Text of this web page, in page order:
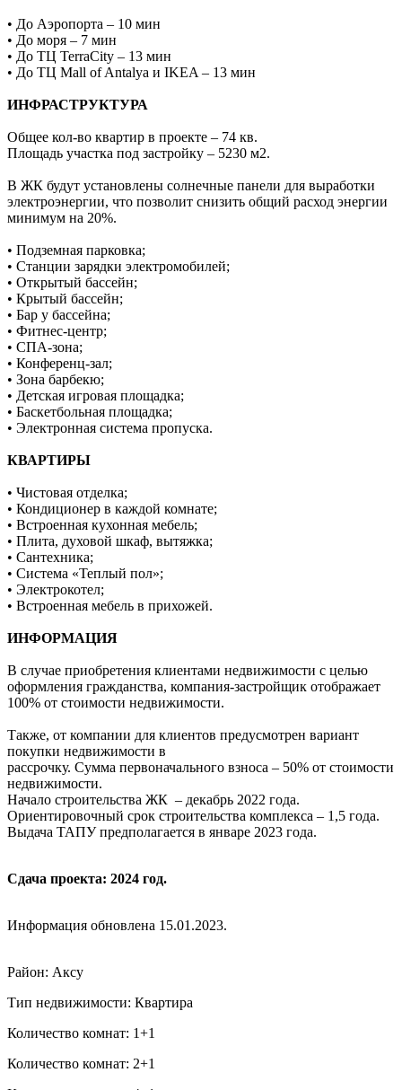
• До Аэропорта – 10 мин
• До моря – 7 мин
• До ТЦ TerraCity – 13 мин
• До ТЦ Mall of Antalya и IKEA – 13 мин
ИНФРАСТРУКТУРА
Общее кол-во квартир в проекте – 74 кв.
Площадь участка под застройку – 5230 м2.
В ЖК будут установлены солнечные панели для выработки
электроэнергии, что позволит снизить общий расход энергии
минимум на 20%.
• Подземная парковка;
• Станции зарядки электромобилей;
• Открытый бассейн;
• Крытый бассейн;
• Бар у бассейна;
• Фитнес-центр;
• СПА-зона;
• Конференц-зал;
• Зона барбекю;
• Детская игровая площадка;
• Баскетбольная площадка;
• Электронная система пропуска.
КВАРТИРЫ
• Чистовая отделка;
• Кондиционер в каждой комнате;
• Встроенная кухонная мебель;
• Плита, духовой шкаф, вытяжка;
• Сантехника;
• Система «Теплый пол»;
• Электрокотел;
• Встроенная мебель в прихожей.
ИНФОРМАЦИЯ
В случае приобретения клиентами недвижимости с целью
оформления гражданства, компания-застройщик отображает
100% от стоимости недвижимости.
Также, от компании для клиентов предусмотрен вариант
покупки недвижимости в
рассрочку. Сумма первоначального взноса – 50% от стоимости
недвижимости.
Начало строительства ЖК – декабрь 2022 года.
Ориентировочный срок строительства комплекса – 1,5 года.
Выдача ТАПУ предполагается в январе 2023 года.
Сдача проекта: 2024 год.
Информация обновлена 15.01.2023.
Район: Аксу
Тип недвижимости: Квартира
Количество комнат: 1+1
Количество комнат: 2+1